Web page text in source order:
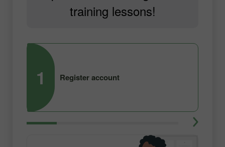
training lessons!
1 Register account